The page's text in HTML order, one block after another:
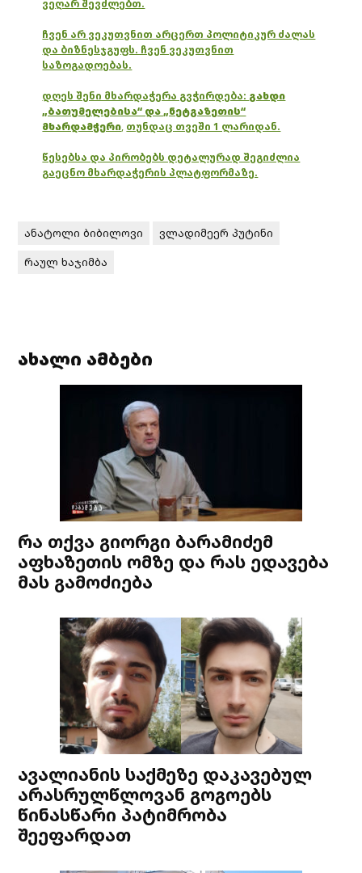
ვეღარ შევძლებთ.
ჩვენ არ ვეკუთვნით არცერთ პოლიტიკურ ძალას
და ბიზნესჯგუფს. ჩვენ ვეკუთვნით
საზოგადოებას.
დღეს შენი მხარდაჭერა გვჭირდება: გახდი
„ბათუმელებისა“ და „ნეტგაზეთის“
მხარდამჭერი, თუნდაც თვეში 1 ლარიდან.
წესებსა და პირობებს დეტალურად შეგიძლია
გაეცნო მხარდაჭერის პლატფორმაზე.
ანატოლი ბიბილოვი
ვლადიმეერ პუტინი
რაულ ხაჯიმბა
ახალი ამბები
რა თქვა გიორგი ბარამიძემ
აფხაზეთის ომზე და რას ედავება
მას გამოძიება
ავალიანის საქმეზე დაკავებულ
არასრულწლოვან გოგოებს
წინასწარი პატიმრობა
შეეფარდათ